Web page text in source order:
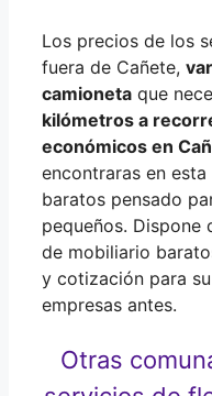
Los precios de los
fuera de Cañete,
camioneta que
kilómetros a
económicos en
encontraras en
baratos pensado
pequeños. Dispone
de mobiliario
y cotización para
empresas antes.
Otras